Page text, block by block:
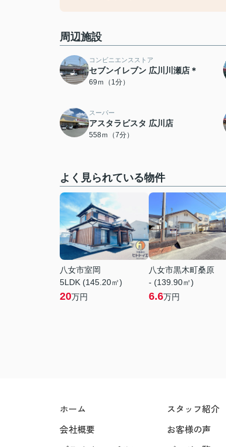
周辺施設
コンビニエンスストア
セブンイレブン 広川川瀬店＊
69ｍ（1分）
スーパー
アスタラビスタ 広川店
558ｍ（7分）
よく見られている物件
八女市室岡
5LDK (145.20㎡)
20万円
八女市黒木町桑原
- (139.90㎡)
6.6万円
ホーム
会社概要
スタッフ紹介
お客様の声